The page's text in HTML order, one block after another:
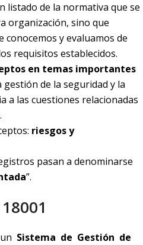
listado de la normativa que se
organización, sino que
y evaluamos de
requisitos establecidos.
en temas importantes
de la seguridad y la
a las cuestiones relacionadas
riesgos y
pasan a denominarse
”.
Sistema de Gestión de